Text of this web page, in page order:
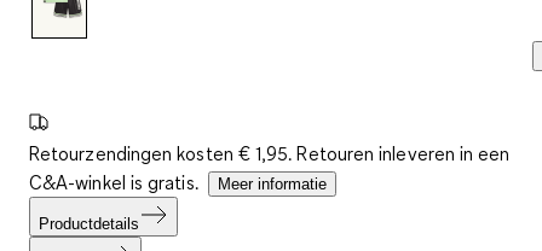
Retourzendingen kosten € 1,95. Retouren inleveren in een
C&A-winkel is gratis.
Meer informatie
Productdetails